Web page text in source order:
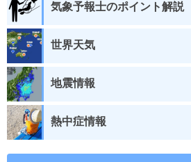
気象予報士のポイント解説
世界天気
地震情報
熱中症情報